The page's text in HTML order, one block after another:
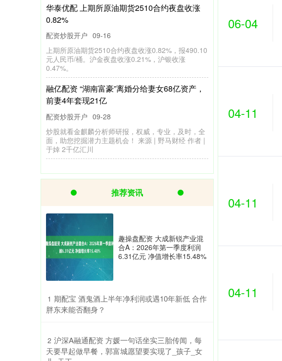
06-04
04-11
04-11
04-11
推荐资讯
趣操盘配资 大成新锐产业混
合A：2026年第一季度利润
6.31亿元 净值增长率15.48%
1 ​期配宝 酒鬼酒上半年净利润或遇10年新低 合作
胖东来能否翻身？
2 ​沪深A融通配资 方媛一句话坐实三胎传闻，每
天要早起做早餐，郭富城愿望要实现了_孩子_女